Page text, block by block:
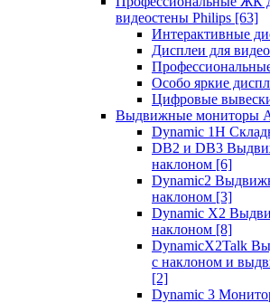
видеостены Philips [63]
Интерактивные
Дисплеи для
Особо яркие
Цифровые
Выдвижные мониторы
Dynamic 1Н
DB2 и DB3
наклоном [6]
Dynamic2
наклоном [3]
Dynamic X2
наклоном [8]
DynamicX2Talk
с наклоном и
[2]
Dynamic 3